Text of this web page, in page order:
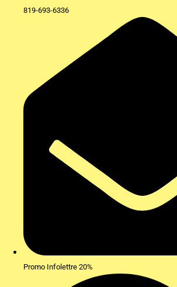
819-693-6336
Promo Infolettre 20%